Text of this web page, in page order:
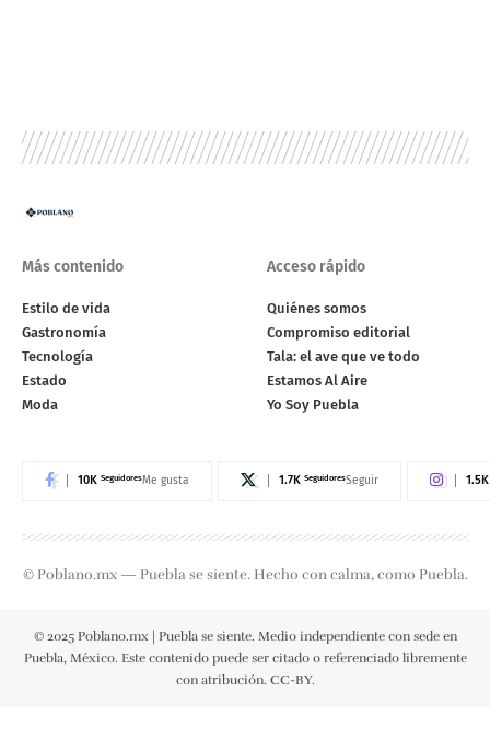
Más contenido
Estilo de vida
Gastronomía
Tecnología
Estado
Moda
Acceso rápido
Quiénes somos
Compromiso editorial
Tala: el ave que ve todo
Estamos Al Aire
Yo Soy Puebla
10K SeguidoresMe gusta 1.7K SeguidoresSeguir 1.5K
© Poblano.mx — Puebla se siente. Hecho con calma, como Puebla.
© 2025 Poblano.mx | Puebla se siente. Medio independiente con sede en
Puebla, México. Este contenido puede ser citado o referenciado libremente
con atribución. CC-BY.